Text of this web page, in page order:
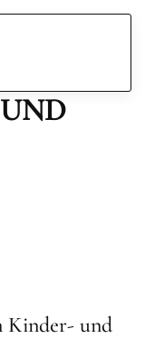
Kinder- und